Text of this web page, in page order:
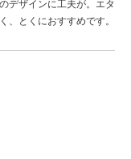
デザインに工夫が。エタ
、とくにおすすめです。